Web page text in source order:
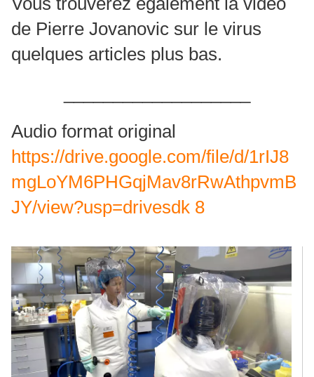
de Pierre Jovanovic sur le virus
quelques articles plus bas.
Audio format original
https://drive.google.com/file/d/1rIJ8
mgLoYM6PHGqjMav8rRwAthpvmB
JY/view?usp=drivesdk 8